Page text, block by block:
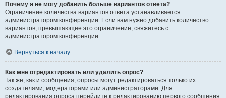
Почему я не могу добавить больше вариантов ответа?
Ограничение количества вариантов ответа устанавливается
администратором конференции. Если вам нужно добавить количество
вариантов, превышающее это ограничение, свяжитесь с
администратором конференции.
Вернуться к началу
Как мне отредактировать или удалить опрос?
Так же, как и сообщения, опросы могут редактироваться только их
создателями, модераторами или администраторами. Для